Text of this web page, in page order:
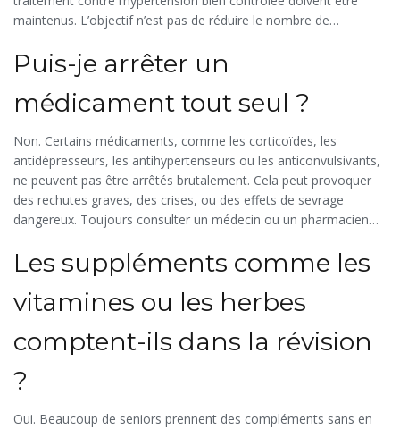
maintenus. L’objectif n’est pas de réduire le nombre de
qui font plus de mal que de bien.
Puis-je arrêter un
médicament tout seul ?
Non. Certains médicaments, comme les corticoïdes, les
antidépresseurs, les antihypertenseurs ou les anticonvulsivants,
ne peuvent pas être arrêtés brutalement. Cela peut provoquer
des rechutes graves, des crises, ou des effets de sevrage
dangereux. Toujours consulter un médecin ou un pharmacien
sert plus.
Les suppléments comme les
vitamines ou les herbes
comptent-ils dans la révision
?
Oui. Beaucoup de seniors prennent des compléments sans en